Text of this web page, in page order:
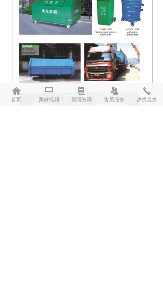
낀
首页
넡
案例视频
뀴
新闻资讯
뀡
售后服务
끅
热线直拨